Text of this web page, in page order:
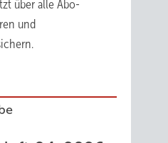
über alle Abo-
und